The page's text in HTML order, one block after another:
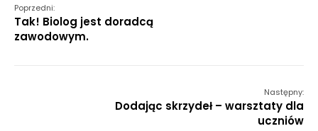
Poprzedni:
Tak! Biolog jest doradcą
zawodowym.
Następny:
Dodając skrzydeł – warsztaty dla
uczniów